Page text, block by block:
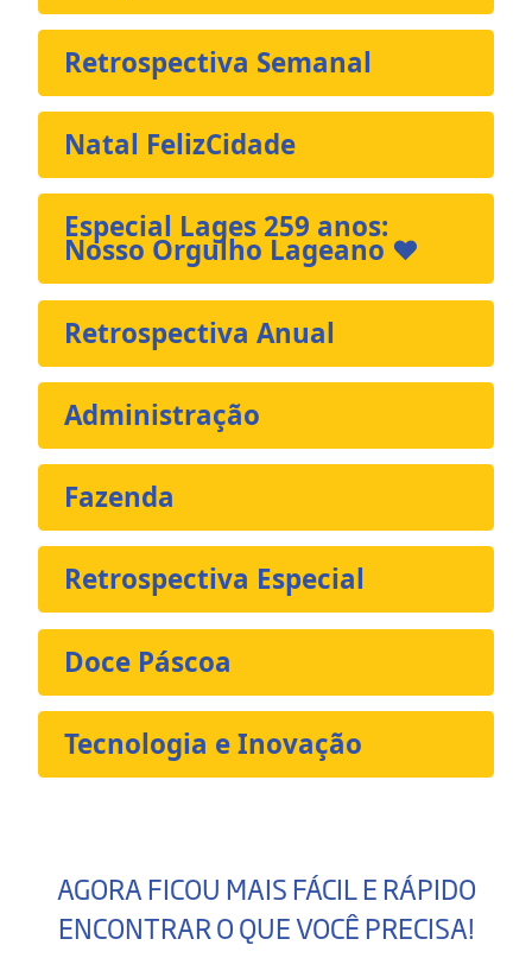
Retrospectiva Semanal
Natal FelizCidade
Especial Lages 259 anos:
Nosso Orgulho Lageano ❤️
Retrospectiva Anual
Administração
Fazenda
Retrospectiva Especial
Doce Páscoa
Tecnologia e Inovação
AGORA FICOU MAIS FÁCIL E RÁPIDO
ENCONTRAR O QUE VOCÊ PRECISA!